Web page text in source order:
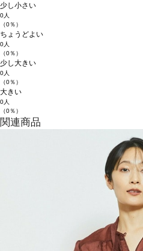
少し小さい
0人
（0％）
ちょうどよい
0人
（0％）
少し大きい
0人
（0％）
大きい
0人
（0％）
関連商品